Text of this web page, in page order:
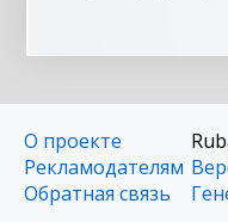
О проекте
Рекламодателям
Обратная связь